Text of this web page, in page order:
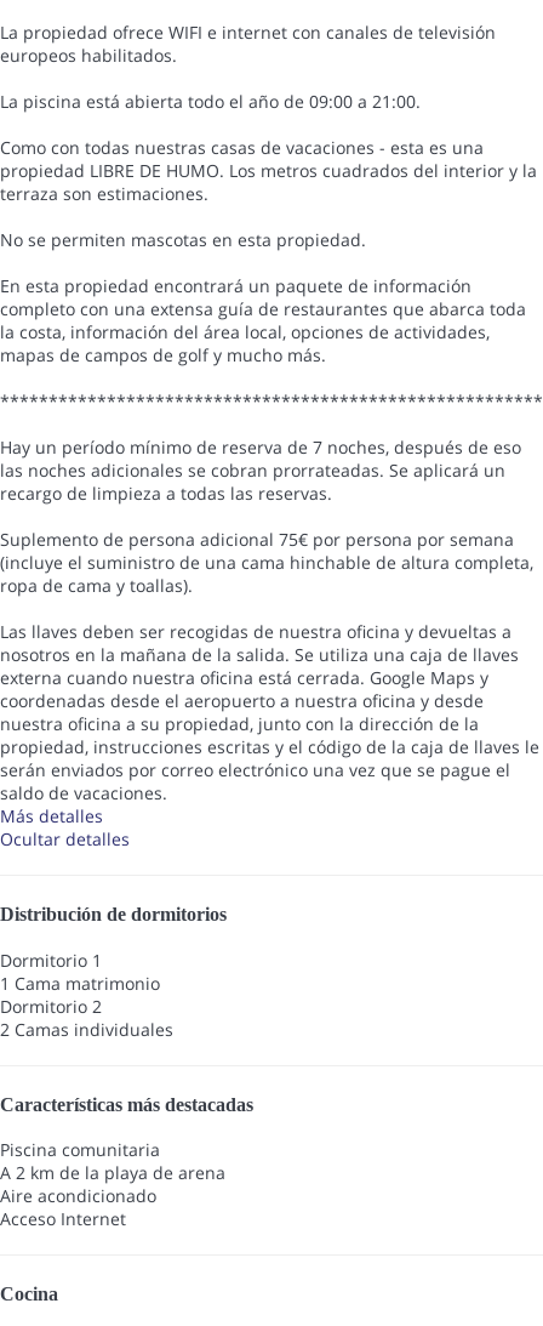
La propiedad ofrece WIFI e internet con canales de televisión
europeos habilitados.
La piscina está abierta todo el año de 09:00 a 21:00.
Como con todas nuestras casas de vacaciones - esta es una
propiedad LIBRE DE HUMO. Los metros cuadrados del interior y la
terraza son estimaciones.
No se permiten mascotas en esta propiedad.
En esta propiedad encontrará un paquete de información
completo con una extensa guía de restaurantes que abarca toda
la costa, información del área local, opciones de actividades,
mapas de campos de golf y mucho más.
Hay un período mínimo de reserva de 7 noches, después de eso
las noches adicionales se cobran prorrateadas. Se aplicará un
recargo de limpieza a todas las reservas.
Suplemento de persona adicional 75€ por persona por semana
(incluye el suministro de una cama hinchable de altura completa,
ropa de cama y toallas).
Las llaves deben ser recogidas de nuestra oficina y devueltas a
nosotros en la mañana de la salida. Se utiliza una caja de llaves
externa cuando nuestra oficina está cerrada. Google Maps y
coordenadas desde el aeropuerto a nuestra oficina y desde
nuestra oficina a su propiedad, junto con la dirección de la
propiedad, instrucciones escritas y el código de la caja de llaves le
serán enviados por correo electrónico una vez que se pague el
saldo de vacaciones.
Más detalles
Ocultar detalles
Distribución de dormitorios
Dormitorio 1
1 Cama matrimonio
Dormitorio 2
2 Camas individuales
Características más destacadas
Piscina comunitaria
A 2 km de la playa de arena
Aire acondicionado
Acceso Internet
Cocina